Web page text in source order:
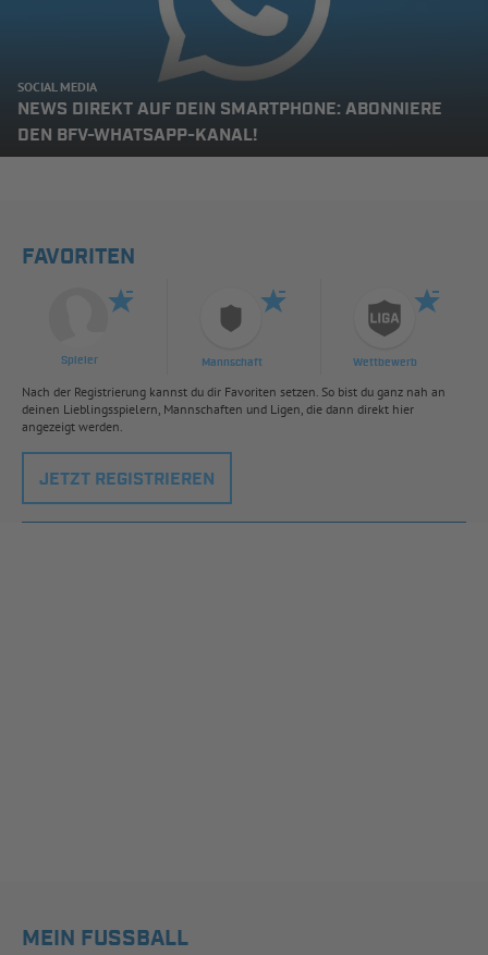
SOCIAL MEDIA
NEWS DIREKT AUF DEIN SMARTPHONE: ABONNIERE
DEN BFV-WHATSAPP-KANAL!
FAVORITEN
Spieler Mannschaft Wettbewerb
Nach der Registrierung kannst du dir Favoriten setzen. So bist du ganz nah an
deinen Lieblingsspielern, Mannschaften und Ligen, die dann direkt hier
angezeigt werden.
JETZT REGISTRIEREN
MEIN FUSSBALL